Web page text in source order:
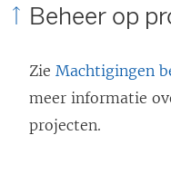
Beheer op
Zie Machtigingen
meer informatie
projecten.